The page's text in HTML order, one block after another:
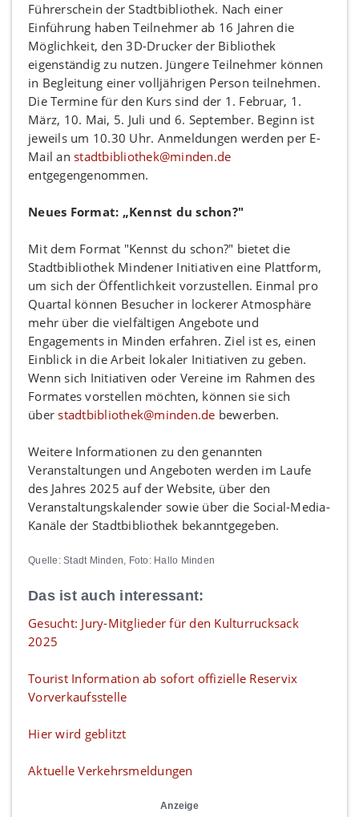
Führerschein der Stadtbibliothek. Nach einer
Einführung haben Teilnehmer ab 16 Jahren die
Möglichkeit, den 3D-Drucker der Bibliothek
eigenständig zu nutzen. Jüngere Teilnehmer können
in Begleitung einer volljährigen Person teilnehmen.
Die Termine für den Kurs sind der 1. Februar, 1.
März, 10. Mai, 5. Juli und 6. September. Beginn ist
jeweils um 10.30 Uhr. Anmeldungen werden per E-
Mail an stadtbibliothek@minden.de
entgegengenommen.
Neues Format: „Kennst du schon?"
Mit dem Format "Kennst du schon?" bietet die
Stadtbibliothek Mindener Initiativen eine Plattform,
um sich der Öffentlichkeit vorzustellen. Einmal pro
Quartal können Besucher in lockerer Atmosphäre
mehr über die vielfältigen Angebote und
Engagements in Minden erfahren. Ziel ist es, einen
Einblick in die Arbeit lokaler Initiativen zu geben.
Wenn sich Initiativen oder Vereine im Rahmen des
Formates vorstellen möchten, können sie sich
überstadtbibliothek@minden.de bewerben.
Weitere Informationen zu den genannten
Veranstaltungen und Angeboten werden im Laufe
des Jahres 2025 auf der Website, über den
Veranstaltungskalender sowie über die Social-Media-
Kanäle der Stadtbibliothek bekanntgegeben.
Quelle: Stadt Minden, Foto: Hallo Minden
Das ist auch interessant:
Gesucht: Jury-Mitglieder für den Kulturrucksack
2025
Tourist Information ab sofort offizielle Reservix
Vorverkaufsstelle
Hier wird geblitzt
Aktuelle Verkehrsmeldungen
Anzeige